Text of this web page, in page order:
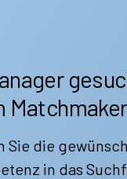
Sie die
in das